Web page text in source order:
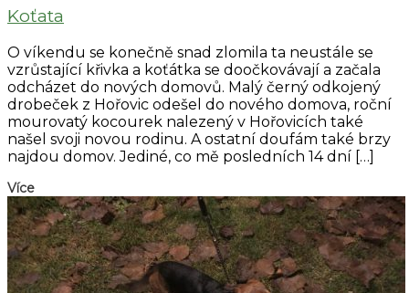
Koťata
O víkendu se konečně snad zlomila ta neustále se
vzrůstající křivka a koťátka se doočkovávají a začala
odcházet do nových domovů. Malý černý odkojený
drobeček z Hořovic odešel do nového domova, roční
mourovatý kocourek nalezený v Hořovicích také
našel svoji novou rodinu. A ostatní doufám také brzy
najdou domov. Jediné, co mě posledních 14 dní […]
Více